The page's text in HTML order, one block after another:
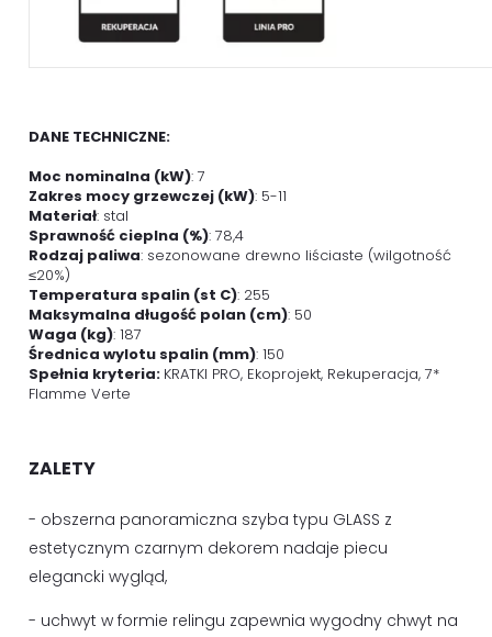
DANE TECHNICZNE:
Moc nominalna (kW): 7
Zakres mocy grzewczej (kW): 5-11
Materiał: stal
Sprawność cieplna (%): 78,4
Rodzaj paliwa: sezonowane drewno liściaste (wilgotność
≤20%)
Temperatura spalin (st C): 255
Maksymalna długość polan (cm): 50
Waga (kg): 187
Średnica wylotu spalin (mm): 150
Spełnia kryteria: KRATKI PRO, Ekoprojekt, Rekuperacja, 7*
Flamme Verte
ZALETY
- obszerna panoramiczna szyba typu GLASS z
estetycznym czarnym dekorem nadaje piecu
elegancki wygląd,
- uchwyt w formie relingu zapewnia wygodny chwyt na